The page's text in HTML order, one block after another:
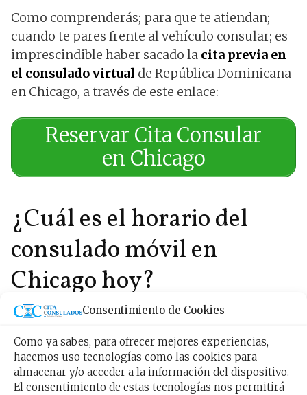
Consentimiento de Cookies
Como ya sabes, para ofrecer mejores experiencias,
hacemos uso tecnologías como las cookies para
almacenar y/o acceder a la información del dispositivo.
El consentimiento de estas tecnologías nos permitirá
Como comprenderás; para que te atiendan;
cuando te pares frente al vehículo consular; es
imprescindible haber sacado la cita previa en
el consulado virtual de República Dominicana
en Chicago, a través de este enlace:
Reservar Cita Consular
en Chicago
¿Cuál es el horario del
consulado móvil en
Chicago hoy?
Si te cuestionas ¿Cuáles son loshorarios en los
que prestaran servicio en los consulados
sobre ruedas?, lo más efectivo es guardando tu
cita y debes entender que tendrás que ir media
hora antes del horario pactado en la cita que